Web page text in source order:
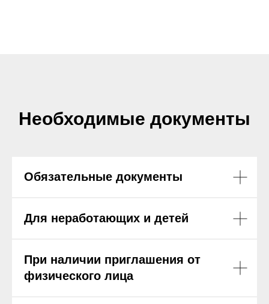
Необходимые документы
Обязательные документы
Для неработающих и детей
При наличии приглашения от
физического лица